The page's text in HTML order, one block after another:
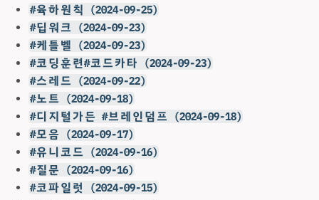
#육하원칙 (2024-09-25)
#딥워크 (2024-09-23)
#케틀벨 (2024-09-23)
#코딩훈련#코드카타 (2024-09-23)
#스레드 (2024-09-22)
#노트 (2024-09-18)
#디지털가든 #브레인덤프 (2024-09-18)
#모음 (2024-09-17)
#유니코드 (2024-09-16)
#질문 (2024-09-16)
#코파일럿 (2024-09-15)